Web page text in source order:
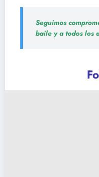
Seguimos
baile y a todos los